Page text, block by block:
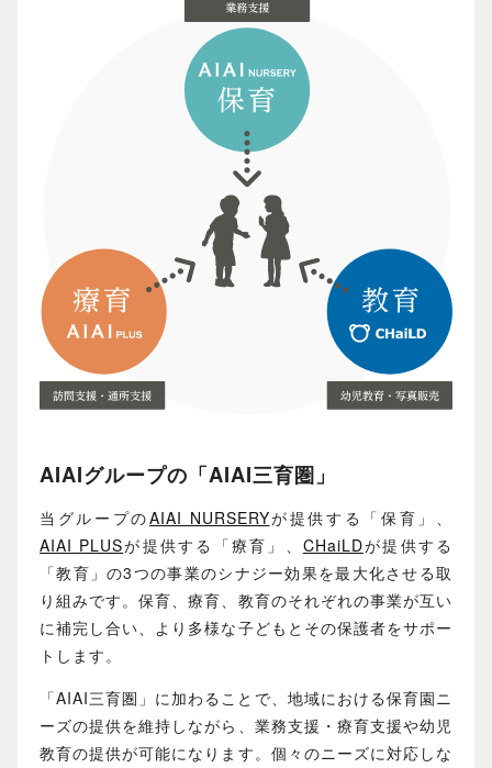
AIAIグループの「AIAI三育圏」
当グループのAIAI NURSERYが提供する「保育」、
AIAI PLUSが提供する「療育」、 CHaiLDが提供する
「教育」の3つの事業のシナジー効果を最大化させる取
り組みです。保育、療育、教育のそれぞれの事業が互い
に補完し合い、より多様な子どもとその保護者をサポー
トします。
「AIAI三育圏」に加わることで、地域における保育園ニ
ーズの提供を維持しながら、業務支援・療育支援や幼児
教育の提供が可能になります。個々のニーズに対応しな